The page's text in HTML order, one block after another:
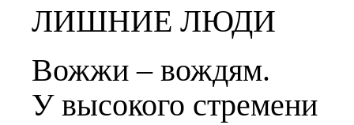
ЛИШНИЕ ЛЮДИ
Вожжи – вождям.
У высокого стремени